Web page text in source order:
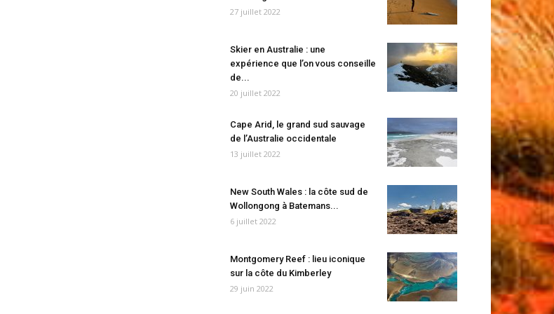
27 juillet 2022
Skier en Australie : une
expérience que l’on vous conseille
de...
20 juillet 2022
Cape Arid, le grand sud sauvage
de l’Australie occidentale
13 juillet 2022
New South Wales : la côte sud de
Wollongong à Batemans...
6 juillet 2022
Montgomery Reef : lieu iconique
sur la côte du Kimberley
29 juin 2022